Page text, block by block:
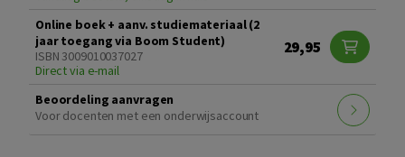
Online boek + aanv. studiemateriaal (2
jaar toegang via Boom Student)
ISBN 3009010037027
Direct via e-mail
29,95
Beoordeling aanvragen
Voor docenten met een onderwijsaccount